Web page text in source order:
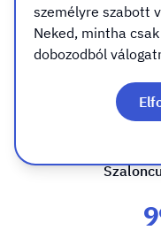
személyre szabott
Neked, mintha
dobozodból